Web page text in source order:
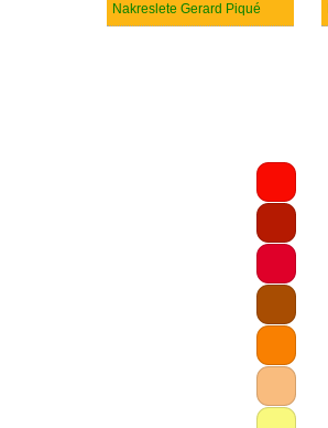
Nakreslete Gerard Piqué